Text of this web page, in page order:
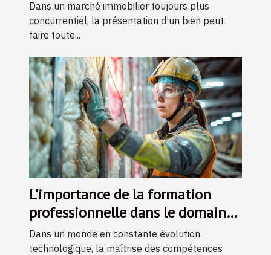
Dans un marché immobilier toujours plus
concurrentiel, la présentation d’un bien peut
faire toute...
L'importance de la formation
professionnelle dans le domaine
de l'isolation
Dans un monde en constante évolution
technologique, la maîtrise des compétences